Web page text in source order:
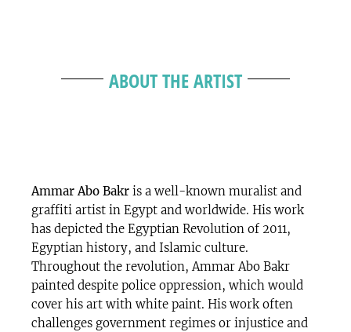
ABOUT THE ARTIST
Ammar Abo Bakris a well-known muralist and
graffiti artist in Egypt and worldwide. His work
has depicted the Egyptian Revolution of 2011,
Egyptian history, and Islamic culture.
Throughout the revolution, Ammar Abo Bakr
painted despite police oppression, which would
cover his art with white paint. His work often
challenges government regimes or injustice and